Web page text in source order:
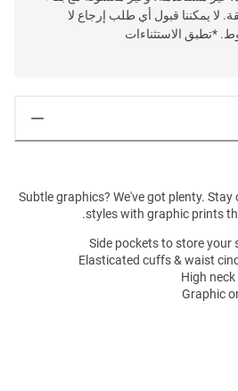
لا يمكننا قبول أي طلب إرجاع لا
*تطبق الاستثناءات
Subtle graphics? We've got plenty.
styles with graphic prints
Side pockets to store
Elasticated cuffs & waist
High
Graphic